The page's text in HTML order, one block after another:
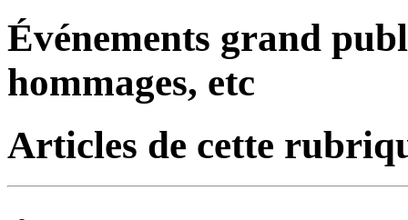
Événements grand
hommages, etc
Articles de cette